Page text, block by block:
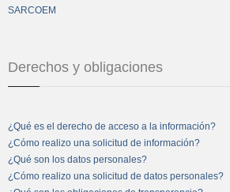
SARCOEM
Derechos y obligaciones
¿Qué es el derecho de acceso a la información?
¿Cómo realizo una solicitud de información?
¿Qué son los datos personales?
¿Cómo realizo una solicitud de datos personales?